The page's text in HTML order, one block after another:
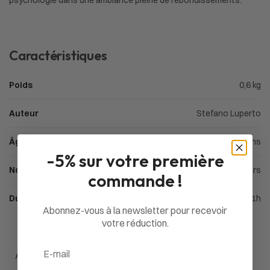
Caractéristiques
Poids 0,6 kg
Auteur Stefano Luperto
Âge À partir de 8 ans
Nombre de joueurs 2 à 8 joueurs
Durée d'une partie 30min à 1h
Avis du client
-5% sur votre première
commande !
Abonnez-vous à la newsletter pour recevoir
votre réduction.